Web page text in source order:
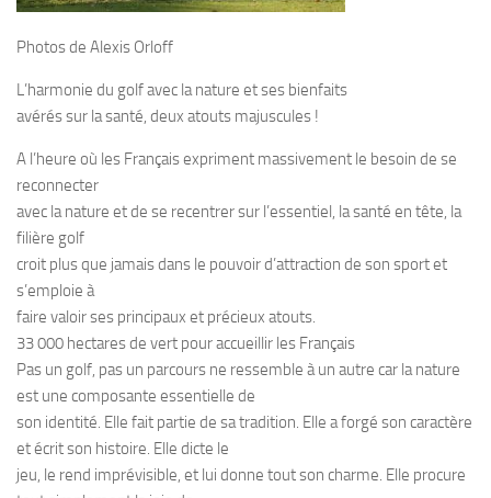
Photos de Alexis Orloff
L’harmonie du golf avec la nature et ses bienfaits
avérés sur la santé, deux atouts majuscules !
A l’heure où les Français expriment massivement le besoin de se
reconnecter
avec la nature et de se recentrer sur l’essentiel, la santé en tête, la
filière golf
croit plus que jamais dans le pouvoir d’attraction de son sport et
s’emploie à
faire valoir ses principaux et précieux atouts.
33 000 hectares de vert pour accueillir les Français
Pas un golf, pas un parcours ne ressemble à un autre car la nature
est une composante essentielle de
son identité. Elle fait partie de sa tradition. Elle a forgé son caractère
et écrit son histoire. Elle dicte le
jeu, le rend imprévisible, et lui donne tout son charme. Elle procure